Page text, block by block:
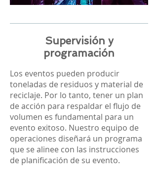
Supervisión y
programación
Los eventos pueden producir
toneladas de residuos y material de
reciclaje. Por lo tanto, tener un plan
de acción para respaldar el flujo de
volumen es fundamental para un
evento exitoso. Nuestro equipo de
operaciones diseñará un programa
que se alinee con las instrucciones
de planificación de su evento.